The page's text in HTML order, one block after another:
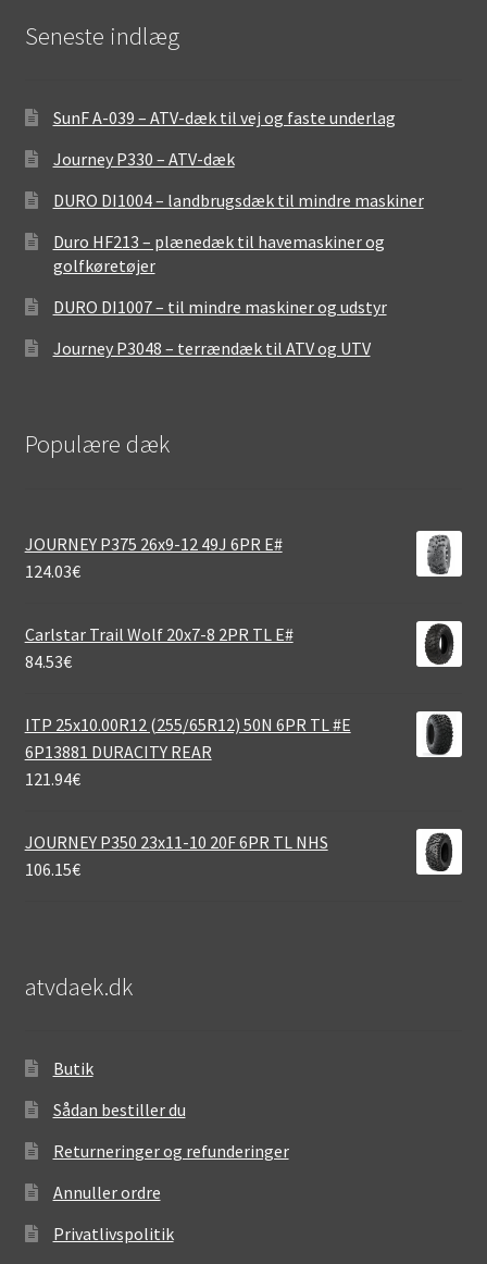
Seneste indlæg
SunF A-039 – ATV-dæk til vej og faste underlag
Journey P330 – ATV-dæk
DURO DI1004 – landbrugsdæk til mindre maskiner
Duro HF213 – plænedæk til havemaskiner og
golfkøretøjer
DURO DI1007 – til mindre maskiner og udstyr
Journey P3048 – terrændæk til ATV og UTV
Populære dæk
JOURNEY P375 26x9-12 49J 6PR E#
124.03€
Carlstar Trail Wolf 20x7-8 2PR TL E#
84.53€
ITP 25x10.00R12 (255/65R12) 50N 6PR TL #E
6P13881 DURACITY REAR
121.94€
JOURNEY P350 23x11-10 20F 6PR TL NHS
106.15€
atvdaek.dk
Butik
Sådan bestiller du
Returneringer og refunderinger
Annuller ordre
Privatlivspolitik